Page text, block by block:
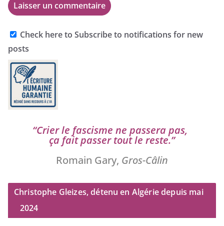
Check here to Subscribe to notifications for new
posts
“Crier le fas­cisme ne pas­se­ra pas,
ça fait pas­ser tout le reste.”
Romain Gary, Gros-Câlin
Christophe Gleizes, détenu en Algérie depuis mai
2024